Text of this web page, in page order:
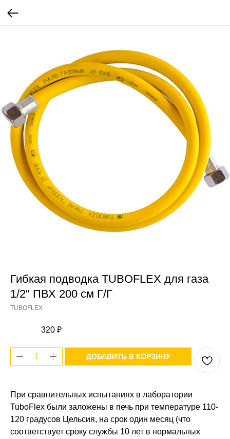
Гибкая подводка TUBOFLEX для газа
1/2" ПВХ 200 см Г/Г
TUBOFLEX
320 ₽
ДОБАВИТЬ В КОРЗИНУ
При сравнительных испытаниях в лаборатории
TuboFlex были заложены в печь при температуре 110-
120 градусов Цельсия, на срок один месяц (что
соответствует сроку службы 10 лет в нормальных